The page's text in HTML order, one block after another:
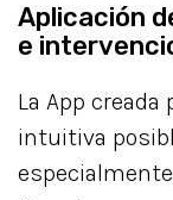
Aplicación
e
La App
intuitiva